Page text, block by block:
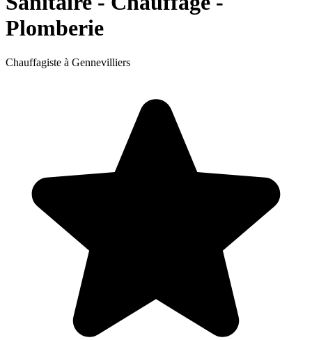
Plomberie
Chauffagiste à Gennevilliers